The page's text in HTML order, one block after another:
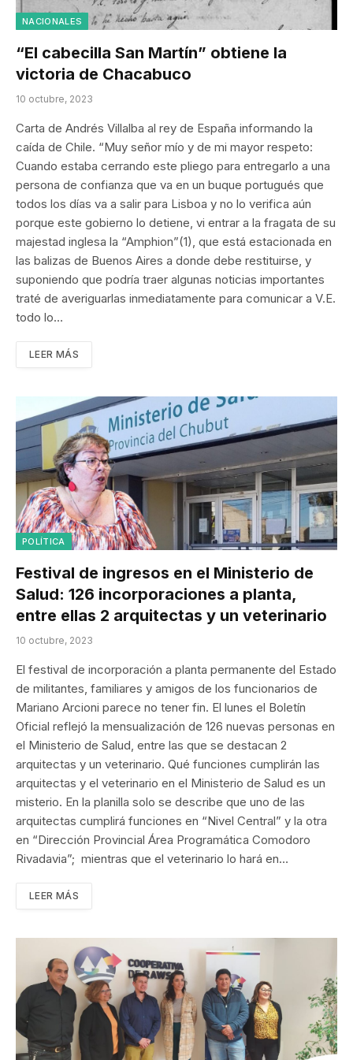
NACIONALES
“El cabecilla San Martín” obtiene la
victoria de Chacabuco
10 octubre, 2023
Carta de Andrés Villalba al rey de España informando la
caída de Chile. “Muy señor mío y de mi mayor respeto:
Cuando estaba cerrando este pliego para entregarlo a una
persona de confianza que va en un buque portugués que
todos los días va a salir para Lisboa y no lo verifica aún
porque este gobierno lo detiene, vi entrar a la fragata de su
majestad inglesa la “Amphion”(1), que está estacionada en
las balizas de Buenos Aires a donde debe restituirse, y
suponiendo que podría traer algunas noticias importantes
traté de averiguarlas inmediatamente para comunicar a V.E.
todo lo…
LEER MÁS
POLÍTICA
Festival de ingresos en el Ministerio de
Salud: 126 incorporaciones a planta,
entre ellas 2 arquitectas y un veterinario
10 octubre, 2023
El festival de incorporación a planta permanente del Estado
de militantes, familiares y amigos de los funcionarios de
Mariano Arcioni parece no tener fin. El lunes el Boletín
Oficial reflejó la mensualización de 126 nuevas personas en
el Ministerio de Salud, entre las que se destacan 2
arquitectas y un veterinario. Qué funciones cumplirán las
arquitectas y el veterinario en el Ministerio de Salud es un
misterio. En la planilla solo se describe que uno de las
arquitectas cumplirá funciones en “Nivel Central” y la otra
en “Dirección Provincial Área Programática Comodoro
Rivadavia”; mientras que el veterinario lo hará en…
LEER MÁS